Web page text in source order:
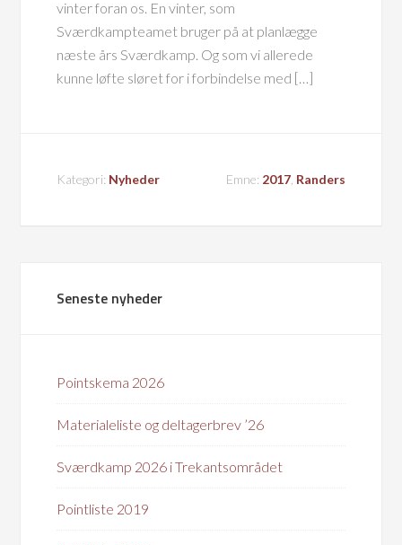
vinter foran os. En vinter, som
Sværdkampteamet bruger på at planlægge
næste års Sværdkamp. Og som vi allerede
kunne løfte sløret for i forbindelse med […]
Kategori: Nyheder Emne: 2017, Randers
Seneste nyheder
Pointskema 2026
Materialeliste og deltagerbrev ’26
Sværdkamp 2026 i Trekantsområdet
Pointliste 2019